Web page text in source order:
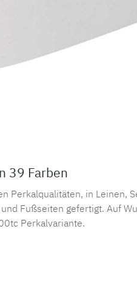
39 Farben
Perkalqualitäten, in Leinen,
Fußseiten gefertigt. Auf
Perkalvariante.